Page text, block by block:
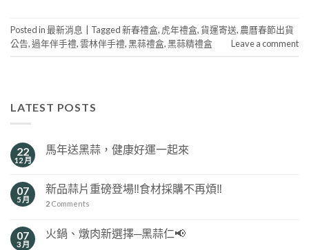
Posted in最新消息 Tagged新春禮盒, 虎年禮盒, 貨運寄送, 農曆春節出貨
公告,過年伴手禮,雲林伴手禮,黑蒜禮盒,黑蒜精禮盒 Leave a comment
LATEST POSTS
22
12 月
馬年送黑蒜，健康好運一起來
07
5 月
新品蒜片重磅登場‼️食材採購不再煩‼️
2 Comments
07
3 月
火鍋、燉肉新選擇─黑蒜仁📢